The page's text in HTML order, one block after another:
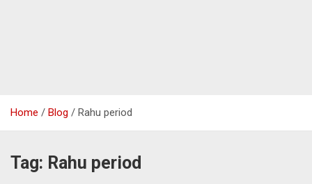
Home Blog Rahu period
Tag: Rahu period